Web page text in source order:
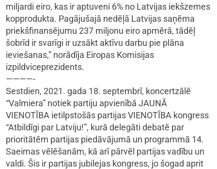
miljardi eiro, kas ir aptuveni 6% no Latvijas iekšzemes
kopprodukta. Pagājušajā nedēļā Latvijas saņēma
priekšfinansējumu 237 miljonu eiro apmērā, tādēļ
šobrīd ir svarīgi ir uzsākt aktīvu darbu pie plāna
ieviešanas,” norādīja Eiropas Komisijas
izpildviceprezidents.
————-
Sestdien, 2021. gada 18. septembrī, koncertzālē
“Valmiera” notiek partiju apvienībā JAUNĀ
VIENOTĪBA ietilpstošās partijas VIENOTĪBA kongress
“Atbildīgi par Latviju!”, kurā delegāti debatē par
prioritātēm partijas piedāvājumā un programmā 14.
Saeimas vēlēšanām, kā arī pārvēl partijas vadību un
valdi. Šis ir partijas jubilejas kongress, jo šogad aprit